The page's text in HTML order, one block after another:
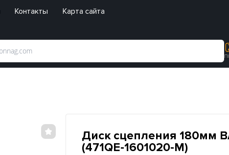
Контакты Карта сайта
Диск сцепления 180мм
(471QE-1601020-M)